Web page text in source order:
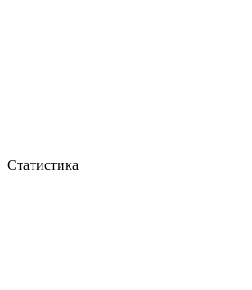
Статистика